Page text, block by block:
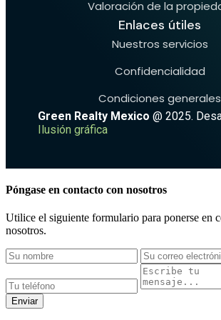
Valoración de la
Enlaces útiles
Nuestros servicios
Confidencialidad
Condiciones generales
Green Realty Mexico @ 2025.
Ilusión gráfica
Póngase en contacto con nosotros
Utilice el siguiente formulario para ponerse en
nosotros.
Enviar